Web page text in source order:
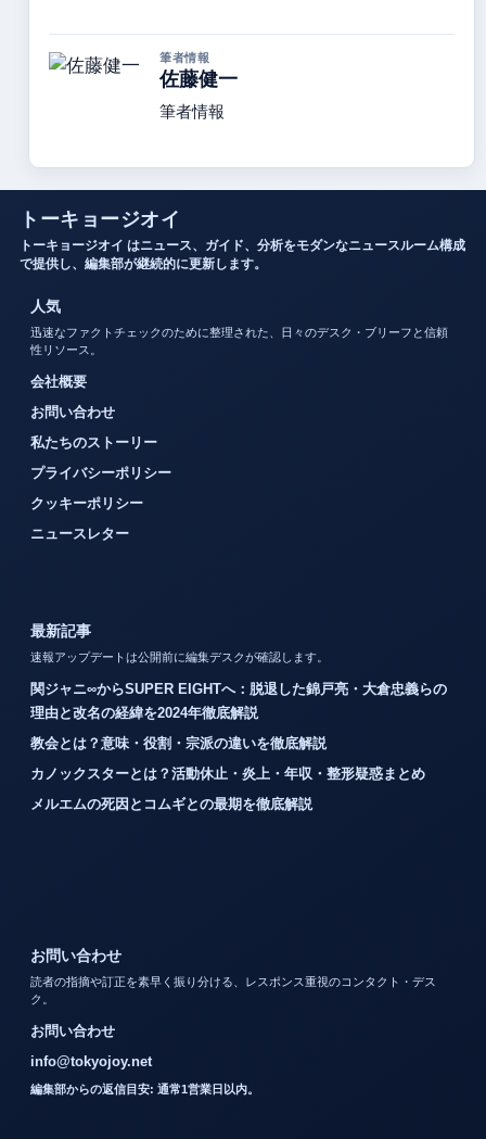
筆者情報
佐藤健一
筆者情報
トーキョージオイ
トーキョージオイ はニュース、ガイド、分析をモダンなニュースルーム構成
で提供し、編集部が継続的に更新します。
人気
迅速なファクトチェックのために整理された、日々のデスク・ブリーフと信頼
性リソース。
会社概要
お問い合わせ
私たちのストーリー
プライバシーポリシー
クッキーポリシー
ニュースレター
最新記事
速報アップデートは公開前に編集デスクが確認します。
関ジャニ∞からSUPER EIGHTへ：脱退した錦戸亮・大倉忠義らの
理由と改名の経緯を2024年徹底解説
教会とは？意味・役割・宗派の違いを徹底解説
カノックスターとは？活動休止・炎上・年収・整形疑惑まとめ
メルエムの死因とコムギとの最期を徹底解説
お問い合わせ
読者の指摘や訂正を素早く振り分ける、レスポンス重視のコンタクト・デス
ク。
お問い合わせ
info@tokyojoy.net
編集部からの返信目安: 通常1営業日以内。